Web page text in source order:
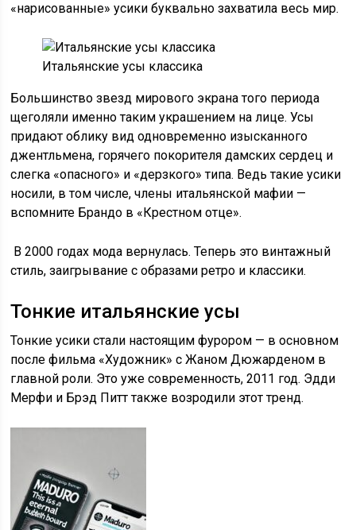
«нарисованные» усики буквально захватила весь мир.
Итальянские усы классика
Большинство звезд мирового экрана того периода
щеголяли именно таким украшением на лице. Усы
придают облику вид одновременно изысканного
джентльмена, горячего покорителя дамских сердец и
слегка «опасного» и «дерзкого» типа. Ведь такие усики
носили, в том числе, члены итальянской мафии —
вспомните Брандо в «Крестном отце».
В 2000 годах мода вернулась. Теперь это винтажный
стиль, заигрывание с образами ретро и классики.
Тонкие итальянские усы
Тонкие усики стали настоящим фурором — в основном
после фильма «Художник» с Жаном Дюжарденом в
главной роли. Это уже современность, 2011 год. Эдди
Мерфи и Брэд Питт также возродили этот тренд.